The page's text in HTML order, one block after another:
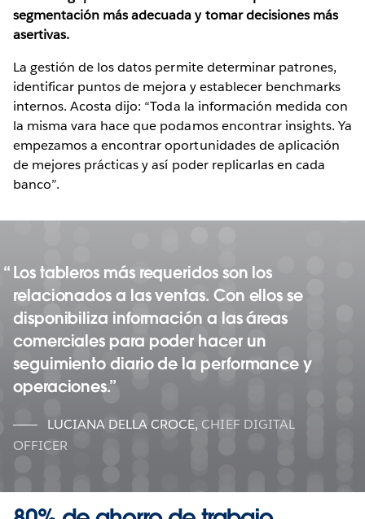
segmentación más adecuada y tomar decisiones más
asertivas.
La gestión de los datos permite determinar patrones,
identificar puntos de mejora y establecer benchmarks
internos. Acosta dijo: “Toda la información medida con
la misma vara hace que podamos encontrar insights. Ya
empezamos a encontrar oportunidades de aplicación
de mejores prácticas y así poder replicarlas en cada
banco”.
Los tableros más requeridos son los
relacionados a las ventas. Con ellos se
disponibiliza información a las áreas
comerciales para poder hacer un
seguimiento diario de la performance y
operaciones.
LUCIANA DELLA CROCE, CHIEF DIGITAL
OFFICER